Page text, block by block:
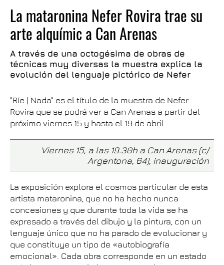
La mataronina Nefer Rovira trae su
arte alquímic a Can Arenas
A través de una octogésima de obras de
técnicas muy diversas la muestra explica la
evolución del lenguaje pictórico de Nefer
"Ríe | Nada" es el título de la muestra de Nefer
Rovira que se podrá ver a Can Arenas a partir del
próximo viernes 15 y hasta el 19 de abril.
Viernes 15, a las 19.30h a Can Arenas (c/
Argentona, 64), inauguración
La exposición explora el cosmos particular de esta
artista mataronina, que no ha hecho nunca
concesiones y que durante toda la vida se ha
expresado a través del dibujo y la pintura, con un
lenguaje único que no ha parado de evolucionar y
que constituye un tipo de «autobiografía
emocional». Cada obra corresponde en un estado